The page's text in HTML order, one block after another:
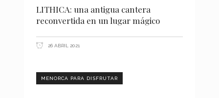
LITHICA: una antigua cantera
reconvertida en un lugar mágico
26 ABRIL 2021
MENORCA PARA DISFRUTAR